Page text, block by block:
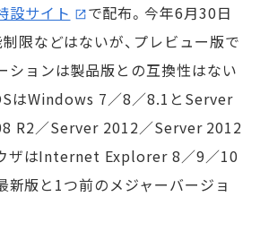
設サイト
で配布。今年6月30日
限などはないが、プレビュー版で
ションは製品版との互換性はない
はWindows 7／8／8.1とServer
R2／Server 2012／Server 2012
ザはInternet Explorer 8／9／10
版と1つ前のメジャーバージョ